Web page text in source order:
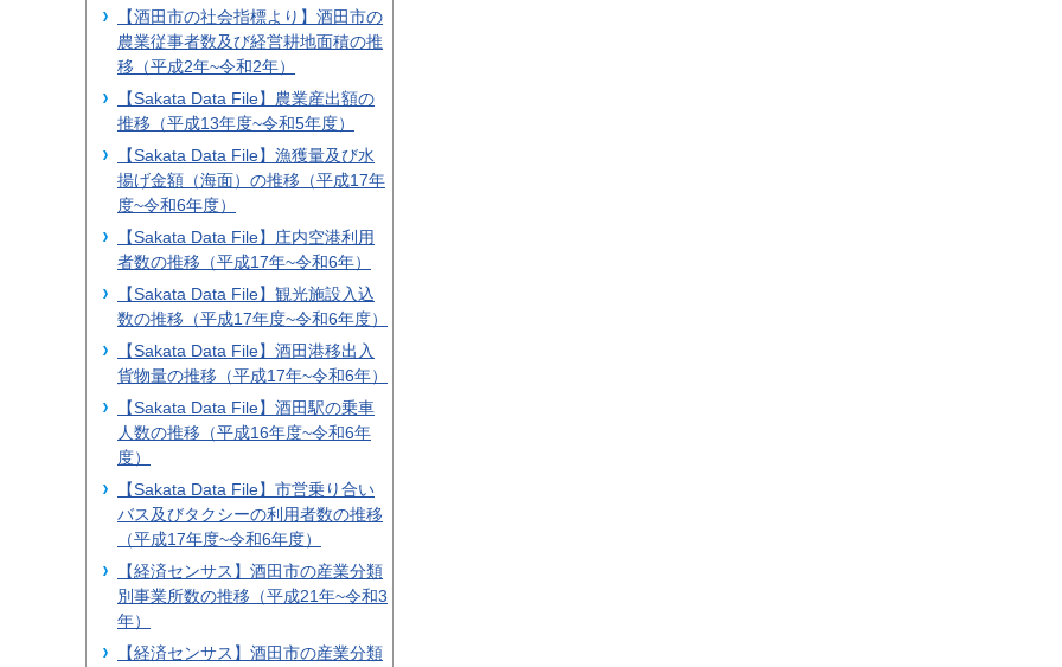
【酒田市の社会指標より】酒田市の
農業従事者数及び経営耕地面積の推
移（平成2年~令和2年）
【Sakata Data File】農業産出額の
推移（平成13年度~令和5年度）
【Sakata Data File】漁獲量及び水
揚げ金額（海面）の推移（平成17年
度~令和6年度）
【Sakata Data File】庄内空港利用
者数の推移（平成17年~令和6年）
【Sakata Data File】観光施設入込
数の推移（平成17年度~令和6年度）
【Sakata Data File】酒田港移出入
貨物量の推移（平成17年~令和6年）
【Sakata Data File】酒田駅の乗車
人数の推移（平成16年度~令和6年
度）
【Sakata Data File】市営乗り合い
バス及びタクシーの利用者数の推移
（平成17年度~令和6年度）
【経済センサス】酒田市の産業分類
別事業所数の推移（平成21年~令和3
年）
【経済センサス】酒田市の産業分類